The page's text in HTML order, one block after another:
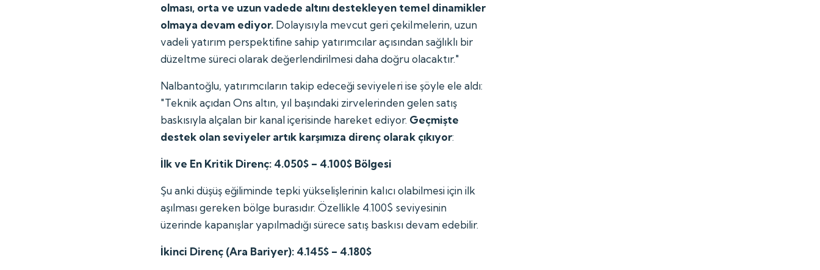
olması, orta ve uzun vadede altını destekleyen temel dinamikler
olmaya devam ediyor. Dolayısıyla mevcut geri çekilmelerin, uzun
vadeli yatırım perspektifine sahip yatırımcılar açısından sağlıklı bir
düzeltme süreci olarak değerlendirilmesi daha doğru olacaktır."
Nalbantoğlu, yatırımcıların takip edeceği seviyeleri ise şöyle ele aldı:
"Teknik açıdan Ons altın, yıl başındaki zirvelerinden gelen satış
baskısıyla alçalan bir kanal içerisinde hareket ediyor. Geçmişte
destek olan seviyeler artık karşımıza direnç olarak çıkıyor:
İlk ve En Kritik Direnç: 4.050$ – 4.100$ Bölgesi
Şu anki düşüş eğiliminde tepki yükselişlerinin kalıcı olabilmesi için ilk
aşılması gereken bölge burasıdır. Özellikle 4.100$ seviyesinin
üzerinde kapanışlar yapılmadığı sürece satış baskısı devam edebilir.
İkinci Direnç (Ara Bariyer): 4.145$ – 4.180$